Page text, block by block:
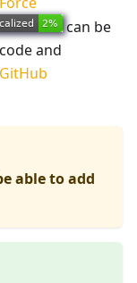
can be
and
GitHub
able to add